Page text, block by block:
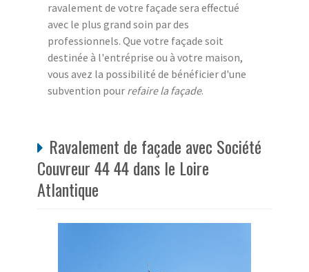
ravalement de votre façade sera effectué
avec le plus grand soin par des
professionnels. Que votre façade soit
destinée à l'entréprise ou à votre maison,
vous avez la possibilité de bénéficier d'une
subvention pour refaire la façade.
Ravalement de façade avec Société
Couvreur 44 44 dans le Loire
Atlantique